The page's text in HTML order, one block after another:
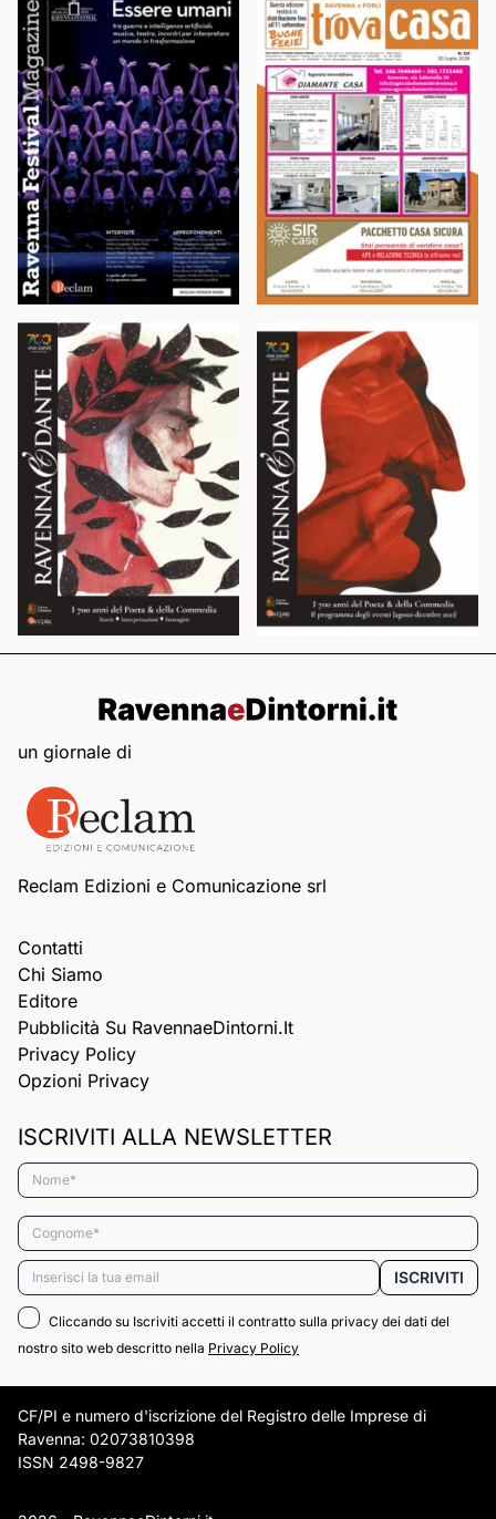
un giornale di
Reclam Edizioni e Comunicazione srl
Contatti
Chi Siamo
Editore
Pubblicità Su RavennaeDintorni.it
Privacy Policy
Opzioni Privacy
ISCRIVITI ALLA NEWSLETTER
Nome*
Cognome*
Email* ISCRIVITI
Cliccando su Iscriviti accetti il contratto sulla privacy dei dati del
nostro sito web descritto nella Privacy Policy
CF/PI e numero d'iscrizione del Registro delle Imprese di
Ravenna: 02073810398
ISSN 2498-9827